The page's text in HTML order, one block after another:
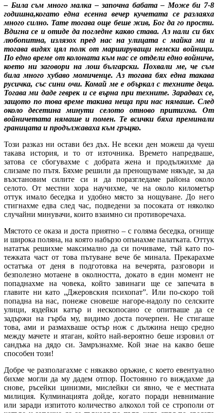
– Била съм много малка – започна бабата – Може би 7-8
годишна,когато една есенна вечер кучетата се разлаяха
много силно. Тате тогава още беше жив, Бог да го прости.
Вдигна се и отиде да погледне какво става. Аз нали си бях
любопитна, излязох пред нас на улицата с майка ми и
тогава видях цял полк от маршируващи немски войници.
По едно време от колоната към нас се отдели едно войниче,
което ни заговори на лош български. Похвали ме, че съм
била много хубаво момиченце. Аз тогава бях една такава
русичка, със сини очи. Комай ме е объркал с техните деца.
Тогава ми даде геврек и се върна при техните. Зарадвах се,
защото по това време такива неща при нас нямаше. След
около десетина минути селото отново притихна. От
войничетата нямаше и помен. Те всички бяха преминали
границата и продължаваха към гръцко.
Този разказ ни остави без дъх. Не всеки ден можеш да чуеш
такава история, и то от източника. Времето напредваше,
затова се сбогувахме с добрата жена и продължихме да
слизаме по пътя. Бяхме решили да пренощуваме някъде, за да
възстановим силите си и да поразгледаме района около
селото. От местни хора научихме, че на около километър
оттук имало беседка и удобно място за нощуване. До него
стигнахме едва след час, подведени за посоката от няколко
случайни минувачи, които взаимно си противоречаха.
Мястото се оказа и доста приятно – с голяма беседка, огнище
и широка поляна, на която набързо опънахме палатката. Оттук
нататък решихме максимално да си почиваме, тъй като по-
тежката част от това пътуване вече бе минала. Прекарахме
остатъка от деня в подготовка на вечерята, разговори и
безполезно мотаене в околността, докато в един момент не
попаднахме на човека, който завинаги ще се запечата в
главите ни като „Джеровския психопат”. Или по-скоро той
попадна на нас, понеже сновеше нагоре-надолу по селските
улици, яздейки катър и нескопосано се опитваше да се
задържи на гърба му, видимо доста почерпен. Не стигаше
това, ами и размахваше остър нож с дължина нещо средно
между мачете и ятаган, който най-вероятно беше изровил от
сандъка на дядо си. Замръзнахме. Кой знае на какво беше
способен този!
Добре че разполагахме с някакво оръжие, с което евентуално
бихме могли да му дадем отпор. Постоянно го виждахме да
снове, ръсейки цинизми, мислейки си явно, че е местната
милиция. Кулминацията дойде, когато поради невнимание
или заради изпитото количествo алкохол той се строполи от